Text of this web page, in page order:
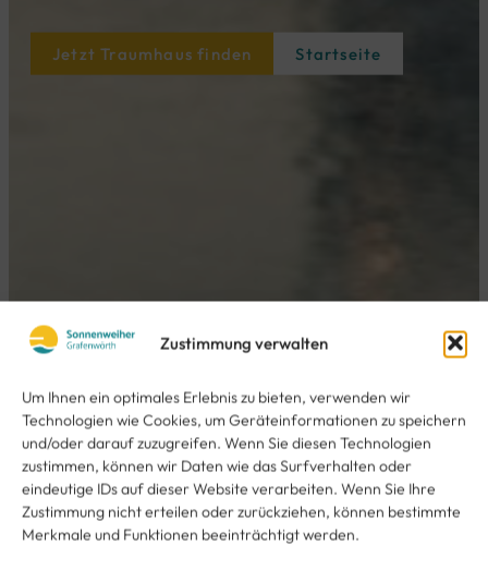
Zustimmung verwalten
Um Ihnen ein optimales Erlebnis zu bieten, verwenden wir
Technologien wie Cookies, um Geräteinformationen zu speichern
und/oder darauf zuzugreifen. Wenn Sie diesen Technologien
zustimmen, können wir Daten wie das Surfverhalten oder
eindeutige IDs auf dieser Website verarbeiten. Wenn Sie Ihre
Zustimmung nicht erteilen oder zurückziehen, können bestimmte
Merkmale und Funktionen beeinträchtigt werden.
Jetzt Traumhaus finden Startseite